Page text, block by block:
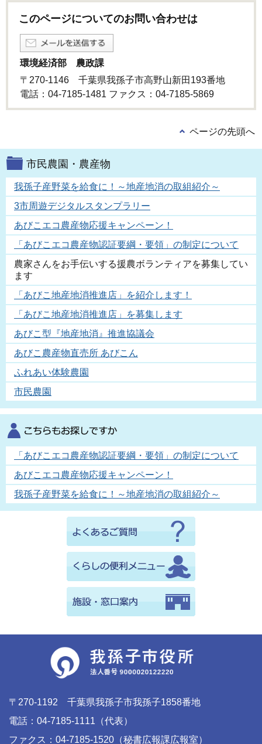
このページについてのお問い合わせは
環境経済部 農政課
〒270-1146 千葉県我孫子市高野山新田193番地
電話：04-7185-1481 ファクス：04-7185-5869
ページの先頭へ
市民農園・農産物
我孫子産野菜を給食に！～地産地消の取組紹介～
3市周遊デジタルスタンプラリー
あびこエコ農産物応援キャンペーン！
「あびこエコ農産物認証要綱・要領」の制定について
農家さんをお手伝いする援農ボランティアを募集してい
ます
「あびこ地産地消推進店」を紹介します！
「あびこ地産地消推進店」を募集します
あびこ型『地産地消』推進協議会
あびこ農産物直売所 あびこん
ふれあい体験農園
市民農園
「あびこエコ農産物認証要綱・要領」の制定について
あびこエコ農産物応援キャンペーン！
我孫子産野菜を給食に！～地産地消の取組紹介～
〒270-1192 千葉県我孫子市我孫子1858番地
電話：04-7185-1111（代表）
ファクス：04-7185-1520（秘書広報課広報室）